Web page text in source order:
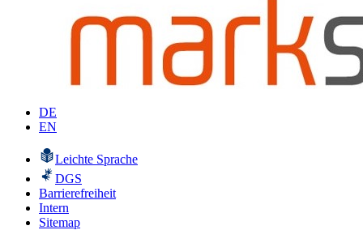
DE
EN
Leichte Sprache
DGS
Barrierefreiheit
Intern
Sitemap